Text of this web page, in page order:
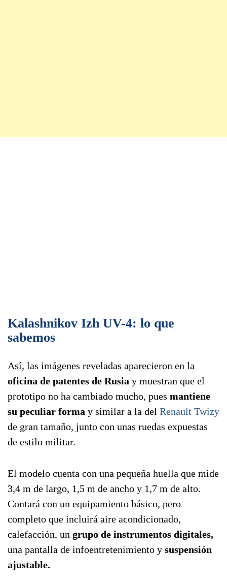
Kalashnikov Izh UV-4: lo que
sabemos
Así, las imágenes reveladas aparecieron en la
oficina de patentes de Rusia y muestran que el
prototipo no ha cambiado mucho, pues mantiene
su peculiar forma y similar a la del Renault Twizy
de gran tamaño, junto con unas ruedas expuestas
de estilo militar.
El modelo cuenta con una pequeña huella que mide
3,4 m de largo, 1,5 m de ancho y 1,7 m de alto.
Contará con un equipamiento básico, pero
completo que incluirá aire acondicionado,
calefacción, un grupo de instrumentos digitales,
una pantalla de infoentretenimiento y suspensión
ajustable.